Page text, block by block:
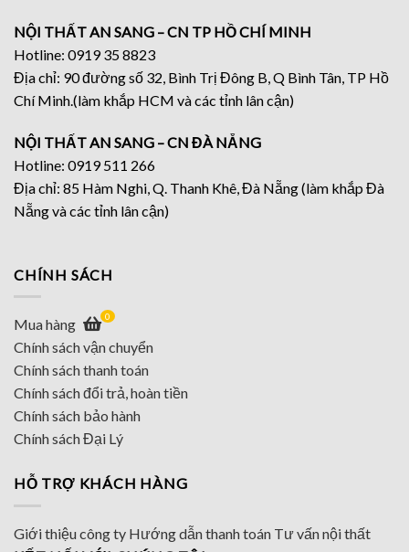
NỘI THẤT AN SANG – CN TP HỒ CHÍ MINH
Hotline: 0919 35 8823
Địa chỉ: 90 đường số 32, Bình Trị Đông B, Q Bình Tân, TP Hồ
Chí Minh.(làm khắp HCM và các tỉnh lân cận)
NỘI THẤT AN SANG – CN ĐÀ NẴNG
Hotline: 0919 511 266
Địa chỉ: 85 Hàm Nghi, Q. Thanh Khê, Đà Nẵng (làm khắp Đà
Nẵng và các tỉnh lân cận)
CHÍNH SÁCH
Mua hàng 0
Chính sách vận chuyển
Chính sách thanh toán
Chính sách đổi trả, hoàn tiền
Chính sách bảo hành
Chính sách Đại Lý
HỖ TRỢ KHÁCH HÀNG
Giới thiệu công ty Hướng dẫn thanh toán Tư vấn nội thất